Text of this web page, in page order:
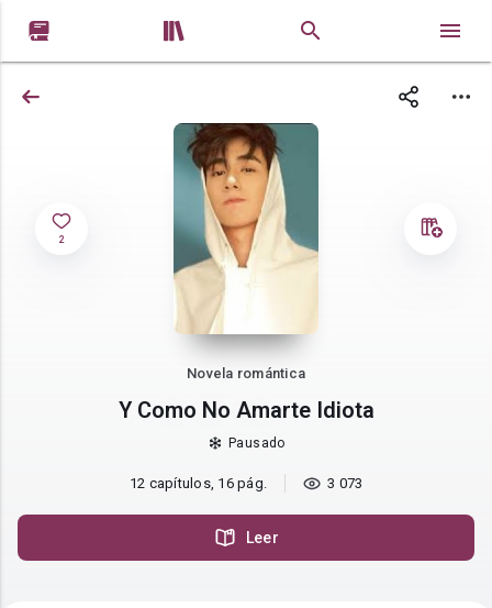
 
2
Novela romántica
Y Como No Amarte Idiota
Pausado
12 capítulos, 16 pág. 3 073
Leer